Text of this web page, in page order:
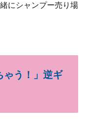
にシャンプー売り場
ゃう！」逆ギ